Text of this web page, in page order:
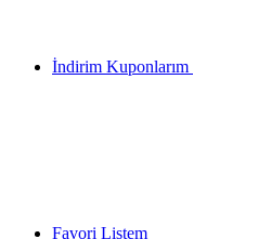
İndirim Kuponlarım
Favori Listem